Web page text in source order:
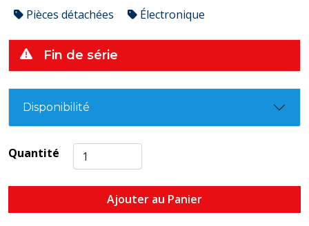
Pièces détachées Électronique
Fin de série
Disponibilité
Quantité
Ajouter au Panier